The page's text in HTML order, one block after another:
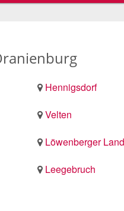
Hennigsdorf
Velten
Löwenberger Land
Leegebruch